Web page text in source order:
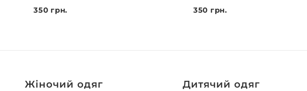
350 грн.
350 грн.
Жіночий одяг Дитячий одяг